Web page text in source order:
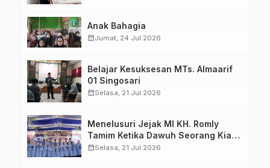
Anak Bahagia
calendar_monthJumat, 24 Jul 2026
Belajar Kesuksesan MTs. Almaarif
01 Singosari
calendar_monthSelasa, 21 Jul 2026
Menelusuri Jejak MI KH. Romly
Tamim Ketika Dawuh Seorang Kiai
Menjelma Menjadi Mercusuar
calendar_monthSelasa, 21 Jul 2026